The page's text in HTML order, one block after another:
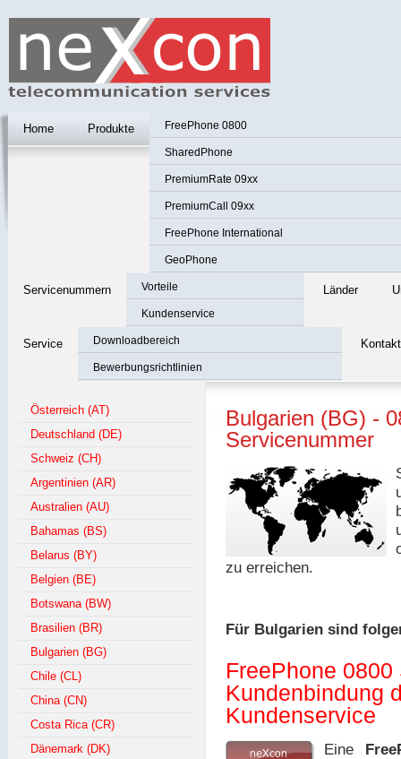
Home Produkte FreePhone 0800
SharedPhone
PremiumRate 09xx
PremiumCall 09xx
FreePhone International
GeoPhone
Servicenummern Vorteile
Kundenservice
Länder
Service Downloadbereich
Bewerbungsrichtlinien
Kontakt
Österreich (AT)
Deutschland (DE)
Schweiz (CH)
Argentinien (AR)
Australien (AU)
Bahamas (BS)
Belarus (BY)
Belgien (BE)
Botswana (BW)
Brasilien (BR)
Bulgarien (BG)
Chile (CL)
China (CN)
Costa Rica (CR)
Dänemark (DK)
Bulgarien (BG) -
Servicenummer
zu erreichen.
Für Bulgarien sind
FreePhone
Kundenbindung
Kundenservice
Eine